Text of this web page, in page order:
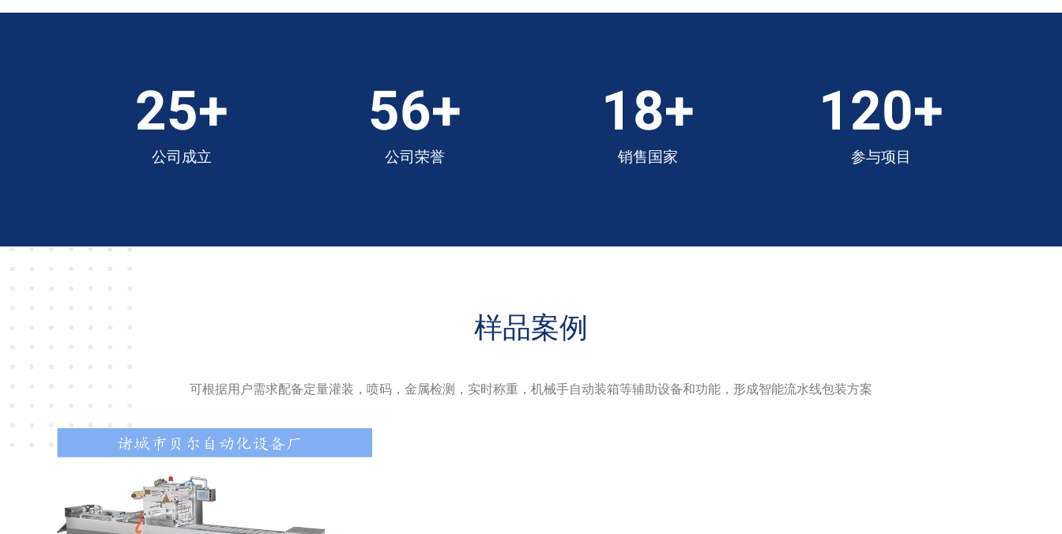
25+
公司成立
56+
公司荣誉
18+
销售国家
120+
参与项目
样品案例
可根据用户需求配备定量灌装，喷码，金属检测，实时称重，机械手自动装箱等辅助设备和功能，形成智能流水线包装方案